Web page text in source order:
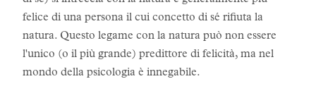
felice di una persona il cui concetto di sé rifiuta la
natura. Questo legame con la natura può non essere
l'unico (o il più grande) predittore di felicità, ma nel
mondo della psicologia è innegabile.